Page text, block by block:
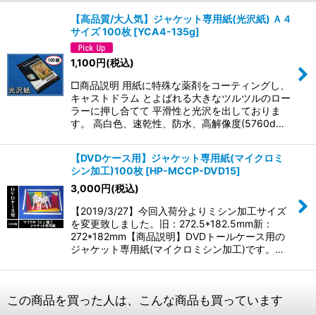
【高品質/大人気】ジャケット専用紙(光沢紙) Ａ４
サイズ 100枚 [YCA4-135g]
1,100円(税込)
□商品説明 用紙に特殊な薬剤をコーティングし、
キャストドラム とよばれる大きなツルツルのロー
ラーに押し合てて 平滑性と光沢を出しておりま
す。 高白色、速乾性、防水、高解像度(5760d…
【DVDケース用】ジャケット専用紙(マイクロミ
シン加工)100枚 [HP-MCCP-DVD15]
3,000円(税込)
【2019/3/27】今回入荷分よりミシン加工サイズ
を変更致しました。旧：272.5*182.5mm新：
272*182mm【商品説明】DVDトールケース用の
ジャケット専用紙(マイクロミシン加工)です。…
この商品を買った人は、こんな商品も買っています